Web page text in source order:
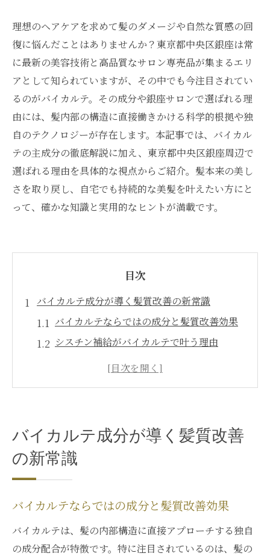
理想のヘアケアを求めて髪のダメージや自然な質感の回
復に悩んだことはありませんか？東京都中央区銀座は常
に最新の美容技術と高品質なサロン専売品が集まるエリ
アとして知られていますが、その中でも今注目されてい
るのがバイカルテ。その成分や銀座サロンで選ばれる理
由には、髪内部の構造に直接働きかける科学的根拠や独
自のテクノロジーが存在します。本記事では、バイカル
テの主成分の徹底解説に加え、東京都中央区銀座周辺で
選ばれる理由を具体的な視点からご紹介。髪本来の美し
さを取り戻し、自宅でも持続的な美髪を叶えたい方にと
って、確かな知識と実用的なヒントが満載です。
目次
バイカルテ成分が導く髪質改善の新常識
バイカルテならではの成分と髪質改善効果
シスチン補給がバイカルテで叶う理由
バイカルテ成分で自然な素髪質感を実感
東京都中央区銀座で注目のバイカルテ効果
銀座エリアでバイカルテが愛される理由
バイカルテ成分が銀座サロンで選ばれる背
景
バイカルテ体験者の銀座サロン満足度とは
髪質改善に特化したバイカルテの実力
バイカルテ成分で叶える銀座流ヘアケア術
バイカルテ成分が導く髪質改善
の新常識
バイカルテならではの成分と髪質改善効果
バイカルテは、髪の内部構造に直接アプローチする独自
の成分配合が特徴です。特に注目されているのは、髪の